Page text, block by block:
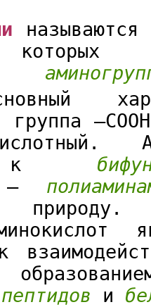
группа
к
—
природу.
пептидов и